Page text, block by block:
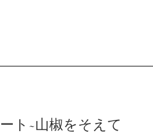
ト~山椒をそえて